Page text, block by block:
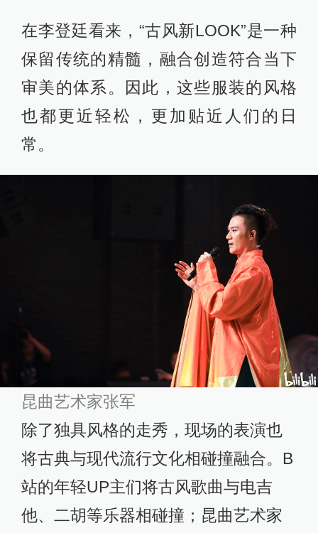
在李登廷看来，“古风新LOOK”是一种
保留传统的精髓，融合创造符合当下
审美的体系。因此，这些服装的风格
也都更近轻松，更加贴近人们的日
常。
昆曲艺术家张军
除了独具风格的走秀，现场的表演也
将古典与现代流行文化相碰撞融合。B
站的年轻UP主们将古风歌曲与电吉
他、二胡等乐器相碰撞；昆曲艺术家